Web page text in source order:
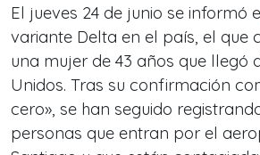
El jueves 24 de junio se informó
variante Delta en el país, el que
una mujer de 43 años que llegó
Unidos. Tras su confirmación
cero», se han seguido
personas que entran por el